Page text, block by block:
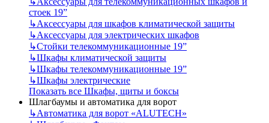
стоек 19”
↳Аксессуары для шкафов климатической защиты
↳Аксессуары для электрических шкафов
↳Стойки телекоммуникационные 19”
↳Шкафы климатической защиты
↳Шкафы телекоммуникационные 19”
↳Шкафы электрические
Показать все Шкафы, щиты и боксы
Шлагбаумы и автоматика для ворот
↳Автоматика для ворот «ALUTECH»